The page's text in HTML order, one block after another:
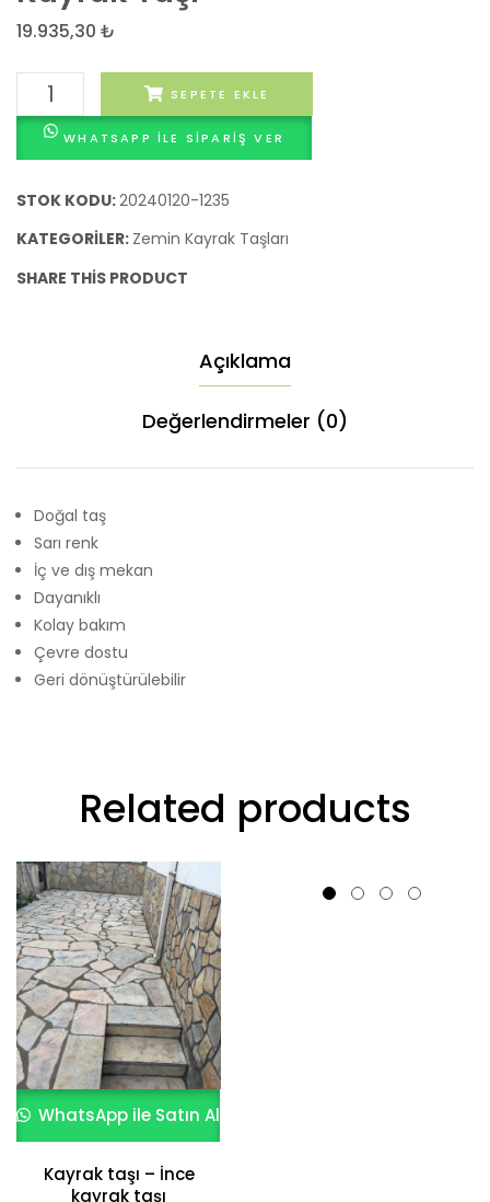
19.935,30 ₺
Rastgele
Boyutlu
Taşı
SEPETE EKLE
WHATSAPP ILE SIPARIŞ VER
STOK KODU:20240120-1235
KATEGORILER: Zemin Kayrak Taşları
SHARE THIS PRODUCT
Açıklama
Değerlendirmeler (0)
Doğal taş
Sarı renk
İç ve dış mekan
Dayanıklı
Kolay bakım
Çevre dostu
Geri dönüştürülebilir
Related products
WhatsApp ile Satın Al
Kayrak taşı – İnce
kayrak taşı